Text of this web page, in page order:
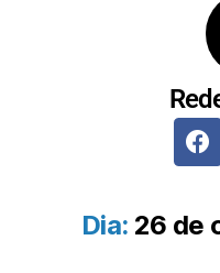
Dia: 26 de